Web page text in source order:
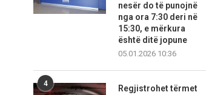
nesër do të punojnë
nga ora 7:30 deri në
15:30, e mërkura
është ditë jopune
05.01.2026 10:36
4
Regjistrohet tërmet